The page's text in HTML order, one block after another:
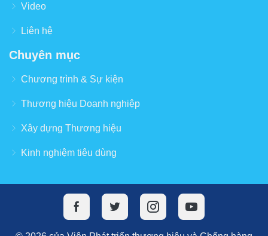
Video
Liên hệ
Chuyên mục
Chương trình & Sự kiện
Thương hiệu Doanh nghiệp
Xây dựng Thương hiệu
Kinh nghiệm tiêu dùng